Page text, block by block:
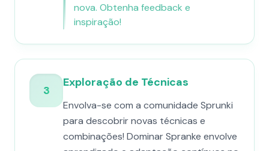
nova. Obtenha feedback e
inspiração!
3
Exploração de Técnicas
Envolva-se com a comunidade Sprunki
para descobrir novas técnicas e
combinações! Dominar Spranke envolve